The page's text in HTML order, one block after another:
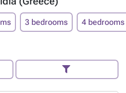
3 bedrooms 4 bedrooms